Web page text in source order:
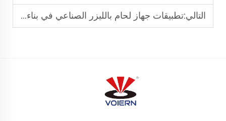
التالي:تطبيقات جهاز لحام بالليزر الصناعي في بناء السفن